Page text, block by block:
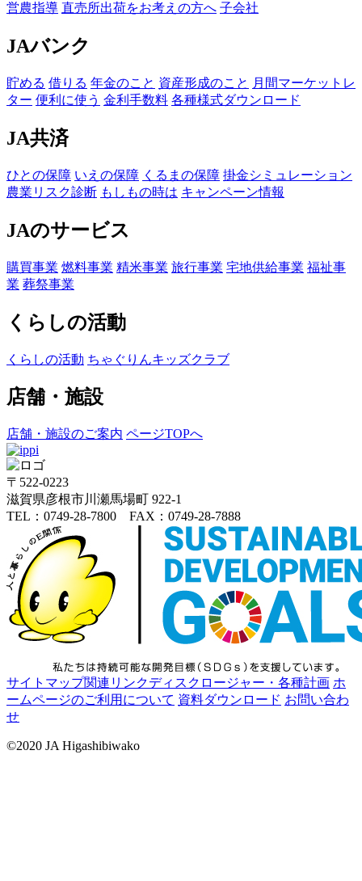
営農指導 直売所出荷をお考えの方へ 子会社
JAバンク
貯める 借りる 年金のこと 資産形成のこと 月間マーケットレ
ター 便利に使う 金利手数料 各種様式ダウンロード
JA共済
ひとの保障 いえの保障 くるまの保障 掛金シミュレーション
農業リスク診断 もしもの時は キャンペーン情報
JAのサービス
購買事業 燃料事業 精米事業 旅行事業 宅地供給事業 福祉事
業 葬祭事業
くらしの活動
くらしの活動 ちゃぐりんキッズクラブ
店舗・施設
店舗・施設のご案内 ページTOPへ
〒522-0223
滋賀県彦根市川瀬馬場町 922-1
TEL：0749-28-7800 FAX：0749-28-7888
サイトマップ関連リンクディスクロージャー・各種計画 ホ
ームページのご利用について 資料ダウンロード お問い合わ
せ
©2020 JA Higashibiwako